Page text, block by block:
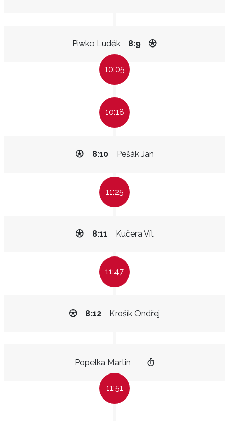
Piwko Luděk 8:9
10:05
10:18
Pešák Jan
8:10
11:25
Kučera Vít
8:11
11:47
Krošík Ondřej
8:12
Popelka Martin
11:51